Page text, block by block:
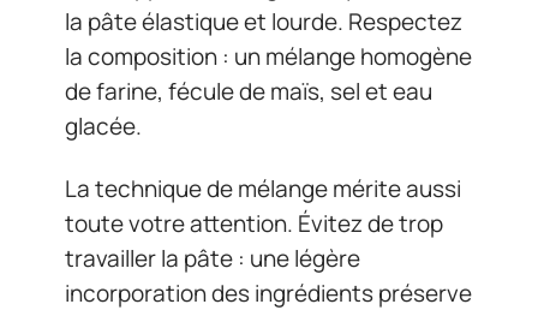
la pâte élastique et lourde. Respectez
la composition : un mélange homogène
de farine, fécule de maïs, sel et eau
glacée.
La technique de mélange mérite aussi
toute votre attention. Évitez de trop
travailler la pâte : une légère
incorporation des ingrédients préserve